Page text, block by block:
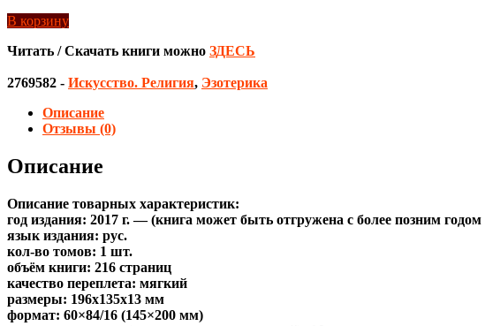
В корзину
Читать / Скачать книги можно ЗДЕСЬ
2769582 - Искусство. Религия, Эзотерика
Описание
Отзывы (0)
Описание
Описание товарных характеристик:
год издания: 2017 г. — (книга может быть отгружена c более позним
язык издания: рус.
кол-во томов: 1 шт.
объём книги: 216 страниц
качество переплета: мягкий
размеры: 196x135x13 мм
формат: 60×84/16 (145×200 мм)